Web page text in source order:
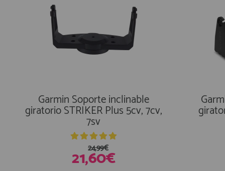
Garmin Soporte inclinable
giratorio STRIKER Plus 5cv, 7cv,
7sv
21,60€
24,99€